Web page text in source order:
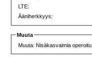
LTE:
Ääniherkkyys:
Muuta
Muuta: Nisäkasvaimia operoitu